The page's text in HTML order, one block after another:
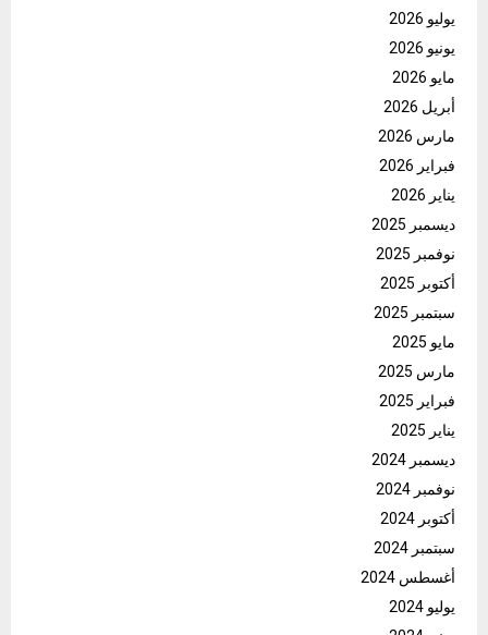
يوليو 2026
يونيو 2026
مايو 2026
أبريل 2026
مارس 2026
فبراير 2026
يناير 2026
ديسمبر 2025
نوفمبر 2025
أكتوبر 2025
سبتمبر 2025
مايو 2025
مارس 2025
فبراير 2025
يناير 2025
ديسمبر 2024
نوفمبر 2024
أكتوبر 2024
سبتمبر 2024
أغسطس 2024
يوليو 2024